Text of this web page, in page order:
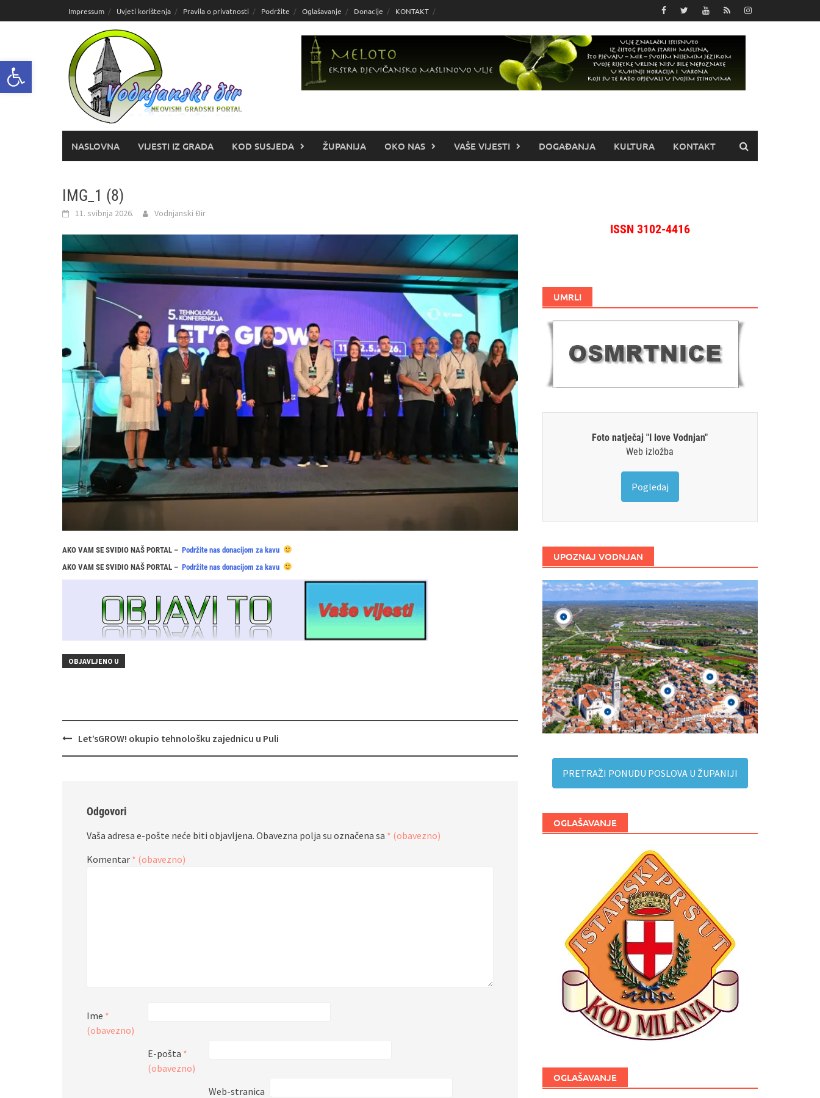
Open toolbar
do
Impressum Uvjeti korištenja Pravila o privatnosti Podržite Oglašavanje Donacije KONTAKT
NASLOVNA VIJESTI IZ GRADA KOD SUSJEDA ŽUPANIJA OKO NAS VAŠE VIJESTI DOGAĐANJA KULTURA KONTAKT
IMG_1 (8)
11. svibnja 2026. Vodnjanski Đir
AKO VAM SE SVIDIO NAŠ PORTAL – Podržite nas donacijom za kavu
AKO VAM SE SVIDIO NAŠ PORTAL – Podržite nas donacijom za kavu
OBJAVLJENO U
Navigacija
Let’sGROW! okupio tehnološku zajednicu u Puli
Odgovori
Vaša adresa e-pošte neće biti objavljena. Obavezna polja su označena sa * (obavezno)
Komentar * (obavezno)
Ime *
(obavezno)
E-pošta *
(obavezno)
Web-stranica
ISSN 3102-4416
UMRLI
Foto natječaj "I love Vodnjan"
Web izložba
Pogledaj
UPOZNAJ VODNJAN
PRETRAŽI PONUDU POSLOVA U ŽUPANIJI
OGLAŠAVANJE
OGLAŠAVANJE